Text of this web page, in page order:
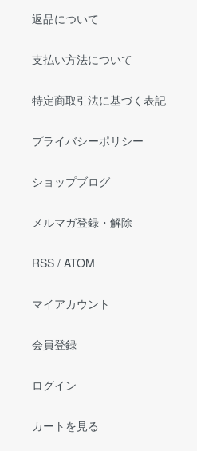
返品について
支払い方法について
特定商取引法に基づく表記
プライバシーポリシー
ショップブログ
メルマガ登録・解除
RSS / ATOM
マイアカウント
会員登録
ログイン
カートを見る